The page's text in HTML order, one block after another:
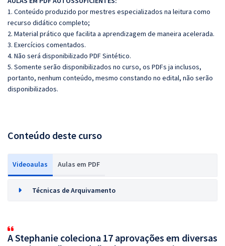
1. Conteúdo produzido por mestres especializados na leitura como
recurso didático completo;
2. Material prático que facilita a aprendizagem de maneira acelerada.
3. Exercícios comentados.
4. Não será disponibilizado PDF Sintético.
5. Somente serão disponibilizados no curso, os PDFs ja inclusos,
portanto, nenhum conteúdo, mesmo constando no edital, não serão
disponibilizados.
Conteúdo deste curso
Videoaulas Aulas em PDF
Técnicas de Arquivamento
A Stephanie coleciona 17 aprovações em diversas